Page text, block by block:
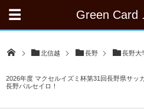
Green Card
北信越 長野 長野大
2026年度 マクセルイズミ杯第31回長野県サッ
長野パルセイロ！